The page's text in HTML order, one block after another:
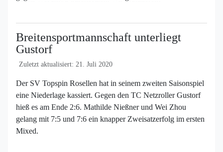
Breitensportmannschaft unterliegt
Gustorf
Zuletzt aktualisiert: 21. Juli 2020
Der SV Topspin Rosellen hat in seinem zweiten Saisonspiel
eine Niederlage kassiert. Gegen den TC Netzroller Gustorf
hieß es am Ende 2:6. Mathilde Nießner und Wei Zhou
gelang mit 7:5 und 7:6 ein knapper Zweisatzerfolg im ersten
Mixed.